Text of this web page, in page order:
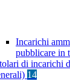
Incarichi
pubblicare in
di incarichi
14